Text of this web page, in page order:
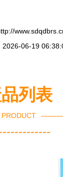
http://
2026-06-19
列表
PRODUCT